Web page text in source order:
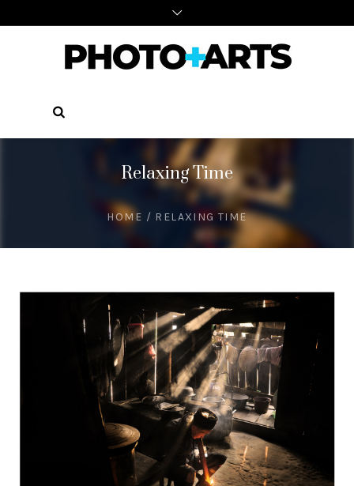
Relaxing Time
HOME / RELAXING TIME